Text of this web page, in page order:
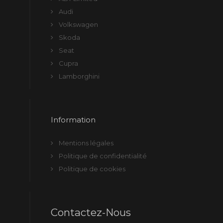
Audi
Volkswagen
Skoda
Seat
Cupra
Lamborghini
Information
Mentions légales
Politique de confidentialité
Politique de cookies
Contactez-Nous